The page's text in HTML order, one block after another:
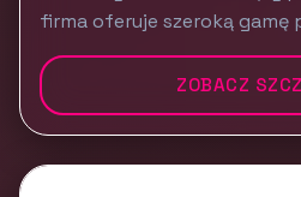
firma oferuje szeroką gamę
ZOBACZ